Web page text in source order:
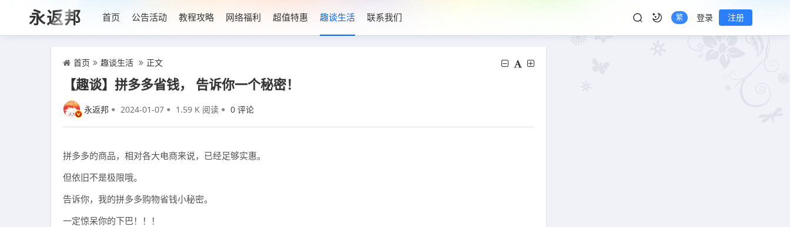
永返邦 首页 公告活动 教程攻略 网络福利 超值特惠 趣谈生活 联系我们 繁 登录 注册
首页 趣谈生活 正文
【趣谈】拼多多省钱， 告诉你一个秘密！
永返邦 2024-01-07 1.59 K 阅读 0 评论
拼多多的商品，相对各大电商来说，已经足够实惠。
但依旧不是极限哦。
告诉你，我的拼多多购物省钱小秘密。
一定惊呆你的下巴！！！